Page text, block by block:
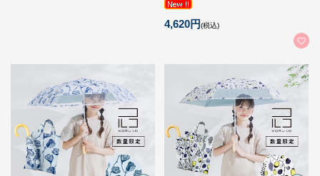
4,620円(税込)